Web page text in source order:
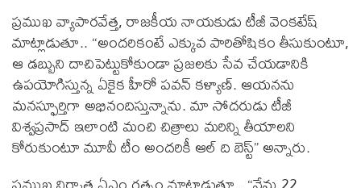
ప్రముఖ వ్యాపారవేత్త, రాజకీయ నాయకుడు టీజీ వెంకటేష్
మాట్లాడుతూ.. “అందరికంటే ఎక్కువ పారితోషికం తీసుకుంటూ,
ఆ డబ్బుని దాచిపెట్టుకోకుండా ప్రజలకు సేవ చేయడానికి
ఉపయోగిస్తున్న ఏకైక హీరో పవన్ కళ్యాణ్. ఆయనను
మనస్ఫూర్తిగా అభినందిస్తున్నాను. మా సోదరుడు టీజీ
విశ్వప్రసాద్ ఇలాంటి మంచి చిత్రాలు మరిన్ని తీయాలని
కోరుకుంటూ మూవీ టీం అందరికీ ఆల్ ది బెస్ట్” అన్నారు.